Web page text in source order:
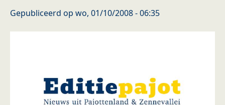
Gepubliceerd op wo, 01/10/2008 - 06:35